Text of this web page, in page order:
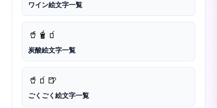
ワイン絵文字一覧
🥤 🧋 🧃
炭酸絵文字一覧
🥤 🧃 🍺
ごくごく絵文字一覧